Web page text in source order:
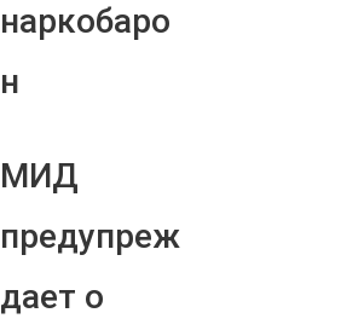
наркобаро
н
МИД
предупреж
дает о